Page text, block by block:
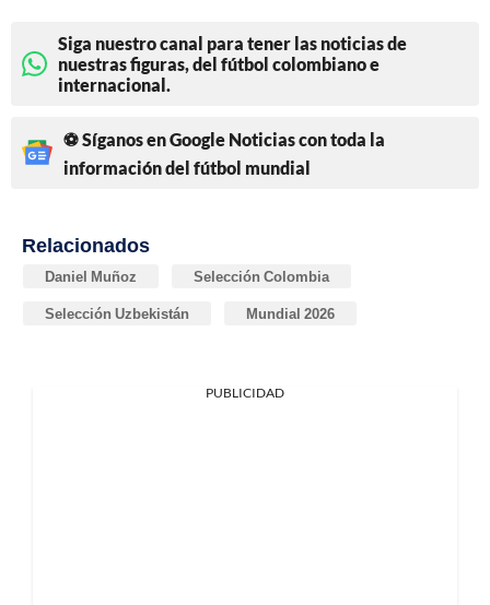
Siga nuestro canal para tener las noticias de
nuestras figuras, del fútbol colombiano e
internacional.
⚽ Síganos en Google Noticias con toda la
información del fútbol mundial
Relacionados
Daniel Muñoz Selección Colombia
Selección Uzbekistán Mundial 2026
PUBLICIDAD